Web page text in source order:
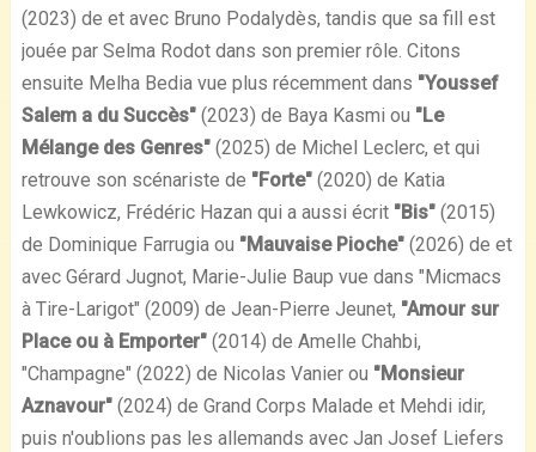
(2023) de et avec Bruno Podalydès, tandis que sa fill est
jouée par Selma Rodot dans son premier rôle. Citons
ensuite Melha Bedia vue plus récemment dans "Youssef
Salem a du Succès"(2023) de Baya Kasmi ou "Le
Mélange des Genres"(2025) de Michel Leclerc, et qui
retrouve son scénariste de "Forte"(2020) de Katia
Lewkowicz, Frédéric Hazan qui a aussi écrit "Bis"(2015)
de Dominique Farrugia ou "Mauvaise Pioche"(2026) de et
avec Gérard Jugnot, Marie-Julie Baup vue dans "Micmacs
à Tire-Larigot" (2009) de Jean-Pierre Jeunet, "Amour sur
Place ou à Emporter"(2014) de Amelle Chahbi,
"Champagne" (2022) de Nicolas Vanier ou "Monsieur
Aznavour"(2024) de Grand Corps Malade et Mehdi idir,
puis n'oublions pas les allemands avec Jan Josef Liefers